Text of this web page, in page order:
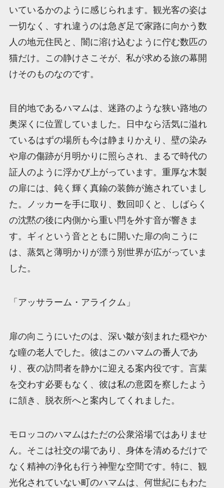
いているかのように感じられます。観光客の姿は
一切なく、すれ違うのは急ぎ足で家路に向かう数
人の地元住民と、闇に溶け込むように佇む数匹の
猫だけ。この静けさこそが、私が求める旅の幕開
けそのものなのです。
目的地であるハマムは、迷路のような狭い路地の
奥深くに位置していました。日中なら活気に溢れ
ているはずの場所も今は静まりかえり、壁の染み
や扉の傷跡が月明かりに照らされ、まるで時代の
証人のように浮かび上がっています。重厚な木製
の扉には、鈍く輝く真鍮の装飾が施されていまし
た。ノッカーを手に取り、数回叩くと、しばらく
の沈黙の後に内側から重い閂を外す音が響きま
す。ギィという音とともに開いた扉の向こうに
は、蒸気と薄明かりが漂う別世界が広がっていま
した。
「アッサラーム・アライクム」
扉の向こうにいたのは、深い皺が刻まれた穏やか
な瞳の老人でした。彼はこのハマムの番人であ
り、夜の訪問者を静かに迎える案内役です。言葉
を交わす必要もなく、彼は私の意図を察したよう
に頷き、脱衣所へと案内してくれました。
モロッコのハマムはただの公衆浴場ではありませ
ん。そこは社交の場であり、身体を清めるだけで
なく精神の浄化も行う神聖な空間です。特に、観
光化されていない町のハマムは、何世紀にもわた